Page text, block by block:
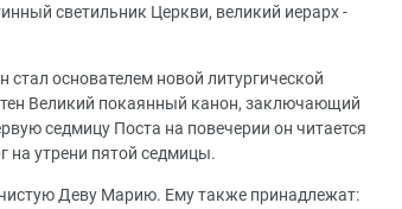
светильник Церкви, великий иерарх -
основателем новой литургической
Великий покаянный канон, заключающий
седмицу Поста на повечерии он читается
на утрени пятой седмицы.
Деву Марию. Ему также принадлежат: